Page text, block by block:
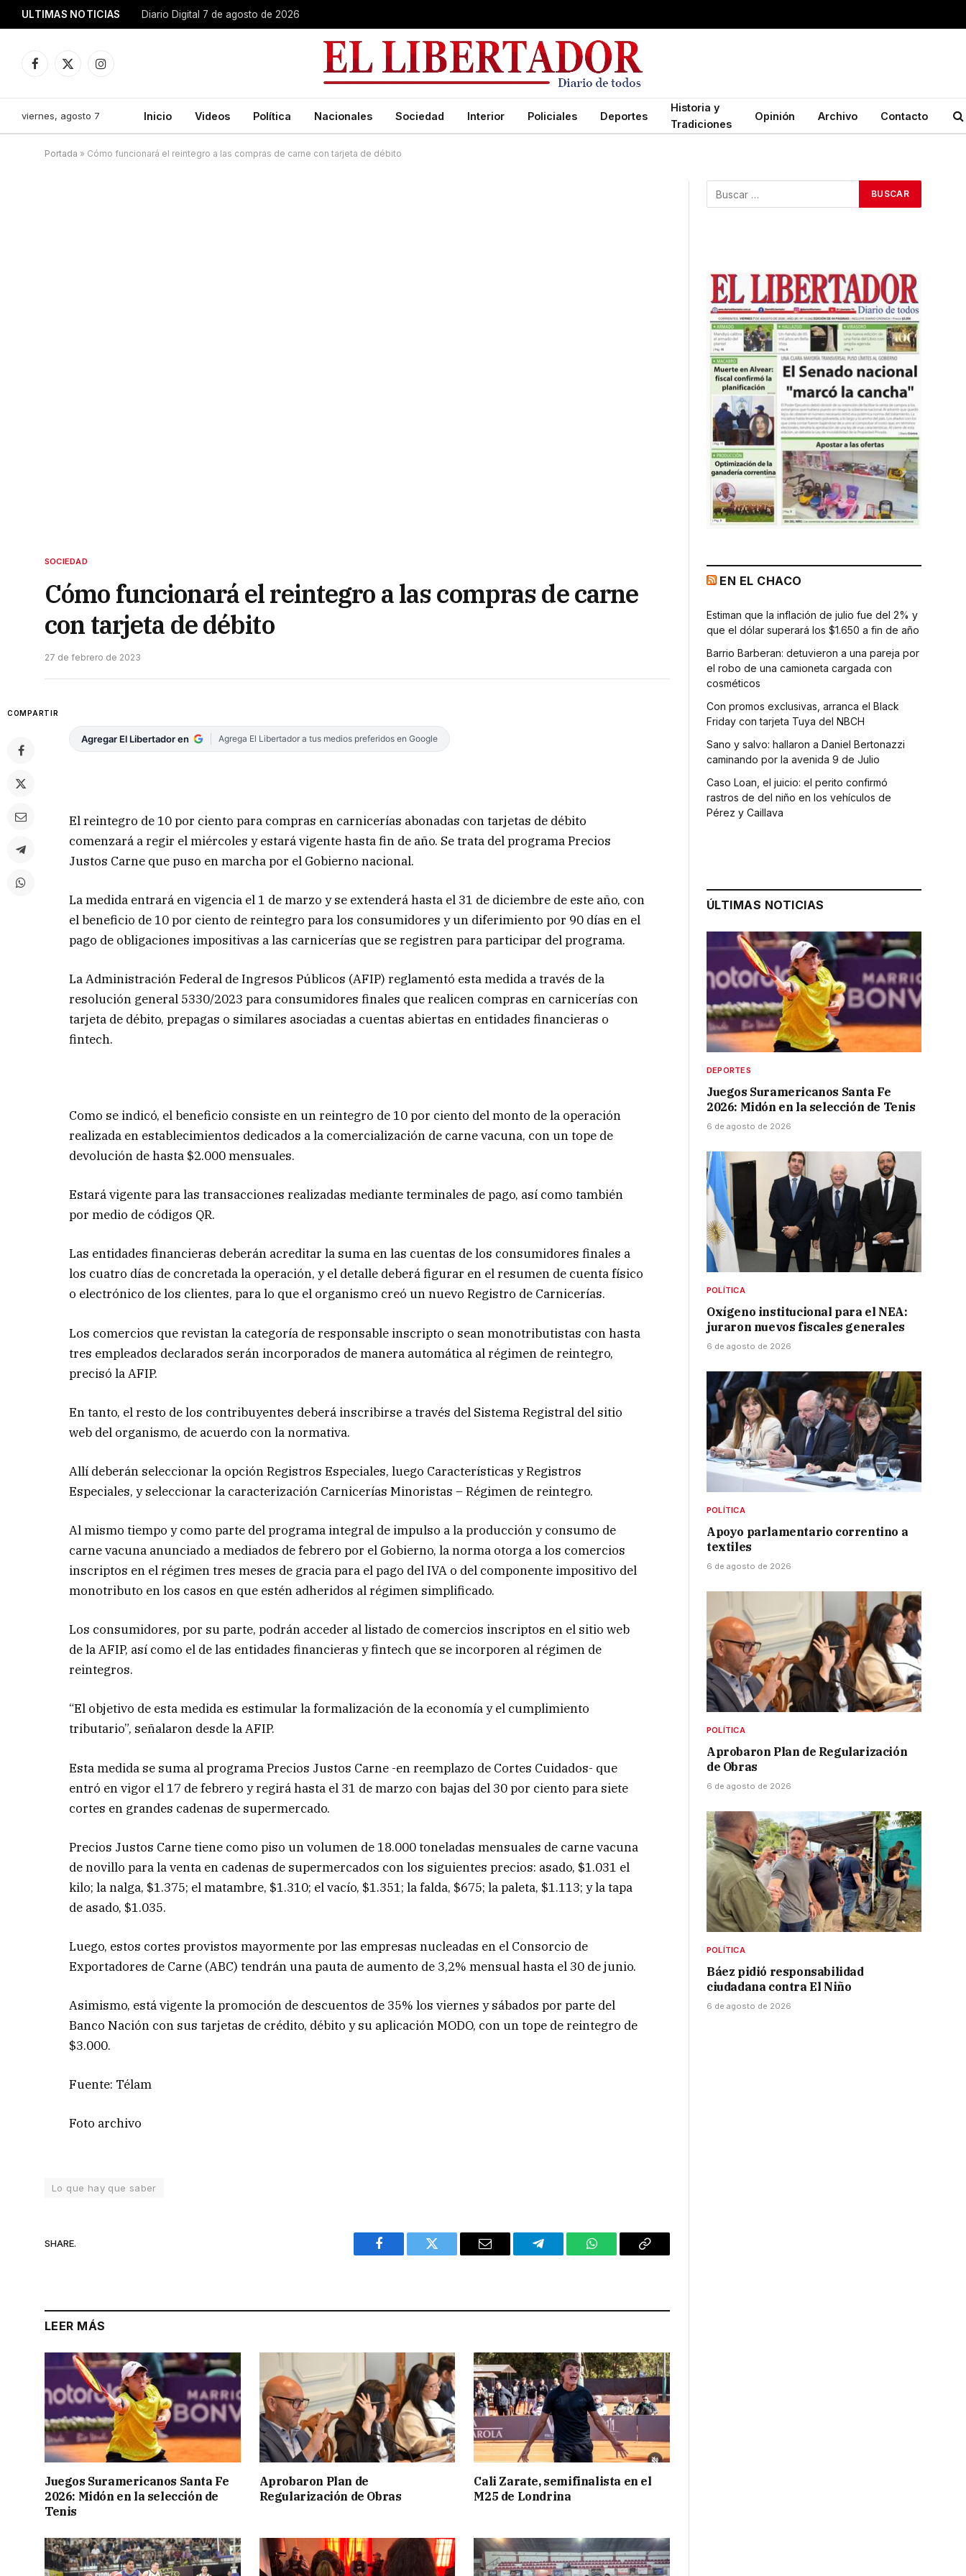
ULTIMAS NOTICIAS Diario Digital 7 de agosto de 2026
Facebook
X
Instagram
viernes, agosto 7 Inicio Videos Política Nacionales Sociedad Interior Policiales Deportes
Historia y
Tradiciones
Opinión Archivo Contacto
Portada » Cómo funcionará el reintegro a las compras de carne con tarjeta de débito
SOCIEDAD
Cómo funcionará el reintegro a las compras de carne
con tarjeta de débito
27 de febrero de 2023
COMPARTIR
Agregar El Libertador en Agrega El Libertador a tus medios preferidos en Google
El reintegro de 10 por ciento para compras en carnicerías abonadas con tarjetas de débito
comenzará a regir el miércoles y estará vigente hasta fin de año. Se trata del programa Precios
Justos Carne que puso en marcha por el Gobierno nacional.
La medida entrará en vigencia el 1 de marzo y se extenderá hasta el 31 de diciembre de este año, con
el beneficio de 10 por ciento de reintegro para los consumidores y un diferimiento por 90 días en el
pago de obligaciones impositivas a las carnicerías que se registren para participar del programa.
La Administración Federal de Ingresos Públicos (AFIP) reglamentó esta medida a través de la
resolución general 5330/2023 para consumidores finales que realicen compras en carnicerías con
tarjeta de débito, prepagas o similares asociadas a cuentas abiertas en entidades financieras o
fintech.
Como se indicó, el beneficio consiste en un reintegro de 10 por ciento del monto de la operación
realizada en establecimientos dedicados a la comercialización de carne vacuna, con un tope de
devolución de hasta $2.000 mensuales.
Estará vigente para las transacciones realizadas mediante terminales de pago, así como también
por medio de códigos QR.
Las entidades financieras deberán acreditar la suma en las cuentas de los consumidores finales a
los cuatro días de concretada la operación, y el detalle deberá figurar en el resumen de cuenta físico
o electrónico de los clientes, para lo que el organismo creó un nuevo Registro de Carnicerías.
Los comercios que revistan la categoría de responsable inscripto o sean monotributistas con hasta
tres empleados declarados serán incorporados de manera automática al régimen de reintegro,
precisó la AFIP.
En tanto, el resto de los contribuyentes deberá inscribirse a través del Sistema Registral del sitio
web del organismo, de acuerdo con la normativa.
Allí deberán seleccionar la opción Registros Especiales, luego Características y Registros
Especiales, y seleccionar la caracterización Carnicerías Minoristas – Régimen de reintegro.
Al mismo tiempo y como parte del programa integral de impulso a la producción y consumo de
carne vacuna anunciado a mediados de febrero por el Gobierno, la norma otorga a los comercios
inscriptos en el régimen tres meses de gracia para el pago del IVA o del componente impositivo del
monotributo en los casos en que estén adheridos al régimen simplificado.
Los consumidores, por su parte, podrán acceder al listado de comercios inscriptos en el sitio web
de la AFIP, así como el de las entidades financieras y fintech que se incorporen al régimen de
reintegros.
“El objetivo de esta medida es estimular la formalización de la economía y el cumplimiento
tributario”, señalaron desde la AFIP.
Esta medida se suma al programa Precios Justos Carne -en reemplazo de Cortes Cuidados- que
entró en vigor el 17 de febrero y regirá hasta el 31 de marzo con bajas del 30 por ciento para siete
cortes en grandes cadenas de supermercado.
Precios Justos Carne tiene como piso un volumen de 18.000 toneladas mensuales de carne vacuna
de novillo para la venta en cadenas de supermercados con los siguientes precios: asado, $1.031 el
kilo; la nalga, $1.375; el matambre, $1.310; el vacío, $1.351; la falda, $675; la paleta, $1.113; y la tapa
de asado, $1.035.
Luego, estos cortes provistos mayormente por las empresas nucleadas en el Consorcio de
Exportadores de Carne (ABC) tendrán una pauta de aumento de 3,2% mensual hasta el 30 de junio.
Asimismo, está vigente la promoción de descuentos de 35% los viernes y sábados por parte del
Banco Nación con sus tarjetas de crédito, débito y su aplicación MODO, con un tope de reintegro de
$3.000.
Fuente: Télam
Foto archivo
Lo que hay que saber
SHARE.
Facebook Twitter Email Telegram WhatsAppCopy
LEER MÁS
Juegos Suramericanos Santa Fe
2026: Midón en la selección de
Tenis
Aprobaron Plan de
Regularización de Obras
Cali Zarate, semifinalista en el
M25 de Londrina
EN EL CHACO
Estiman que la inflación de julio fue del 2% y
que el dólar superará los $1.650 a fin de año
Barrio Barberan: detuvieron a una pareja por
el robo de una camioneta cargada con
cosméticos
Con promos exclusivas, arranca el Black
Friday con tarjeta Tuya del NBCH
Sano y salvo: hallaron a Daniel Bertonazzi
caminando por la avenida 9 de Julio
Caso Loan, el juicio: el perito confirmó
rastros de del niño en los vehículos de
Pérez y Caillava
ÚLTIMAS NOTICIAS
DEPORTES
Juegos Suramericanos Santa Fe
2026: Midón en la selección de Tenis
6 de agosto de 2026
POLÍTICA
Oxígeno institucional para el NEA:
juraron nuevos fiscales generales
6 de agosto de 2026
POLÍTICA
Apoyo parlamentario correntino a
textiles
6 de agosto de 2026
POLÍTICA
Aprobaron Plan de Regularización
de Obras
6 de agosto de 2026
POLÍTICA
Báez pidió responsabilidad
ciudadana contra El Niño
6 de agosto de 2026